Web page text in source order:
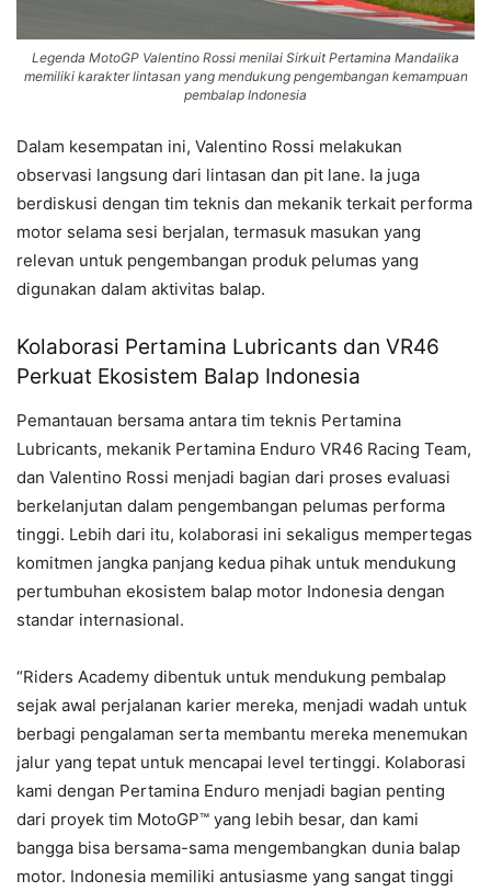
Legenda MotoGP Valentino Rossi menilai Sirkuit Pertamina Mandalika
memiliki karakter lintasan yang mendukung pengembangan kemampuan
pembalap Indonesia
Dalam kesempatan ini, Valentino Rossi melakukan
observasi langsung dari lintasan dan pit lane. Ia juga
berdiskusi dengan tim teknis dan mekanik terkait performa
motor selama sesi berjalan, termasuk masukan yang
relevan untuk pengembangan produk pelumas yang
digunakan dalam aktivitas balap.
Kolaborasi Pertamina Lubricants dan VR46
Perkuat Ekosistem Balap Indonesia
Pemantauan bersama antara tim teknis Pertamina
Lubricants, mekanik Pertamina Enduro VR46 Racing Team,
dan Valentino Rossi menjadi bagian dari proses evaluasi
berkelanjutan dalam pengembangan pelumas performa
tinggi. Lebih dari itu, kolaborasi ini sekaligus mempertegas
komitmen jangka panjang kedua pihak untuk mendukung
pertumbuhan ekosistem balap motor Indonesia dengan
standar internasional.
“Riders Academy dibentuk untuk mendukung pembalap
sejak awal perjalanan karier mereka, menjadi wadah untuk
berbagi pengalaman serta membantu mereka menemukan
jalur yang tepat untuk mencapai level tertinggi. Kolaborasi
kami dengan Pertamina Enduro menjadi bagian penting
dari proyek tim MotoGP™ yang lebih besar, dan kami
bangga bisa bersama-sama mengembangkan dunia balap
motor. Indonesia memiliki antusiasme yang sangat tinggi